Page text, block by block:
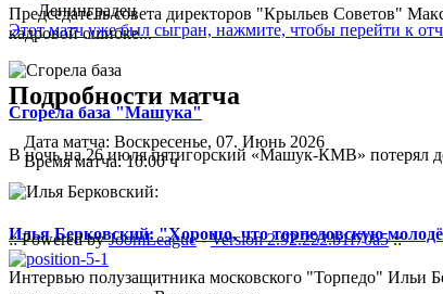
Председатель совета директоров "Крыльев Советов"
кадровой ошибке...
Сгорела база "Машука"
В ночь на 26 июля пятигорский «Машук-КМВ» потерял
Илья Берковский: "Хорошо, что торпедовскую
Интервью полузащитника московского "Торпедо" Ильи
Ленинградец
Этот матч уже был сыгран, нажмите, чтобы перейти к
Подробности матча
Дата матча: Воскресенье, 07. Июнь 2026
Время матча: 10:00 ч
:: Powered byJoomLeague-Version 2.92.222.b1f70a5::